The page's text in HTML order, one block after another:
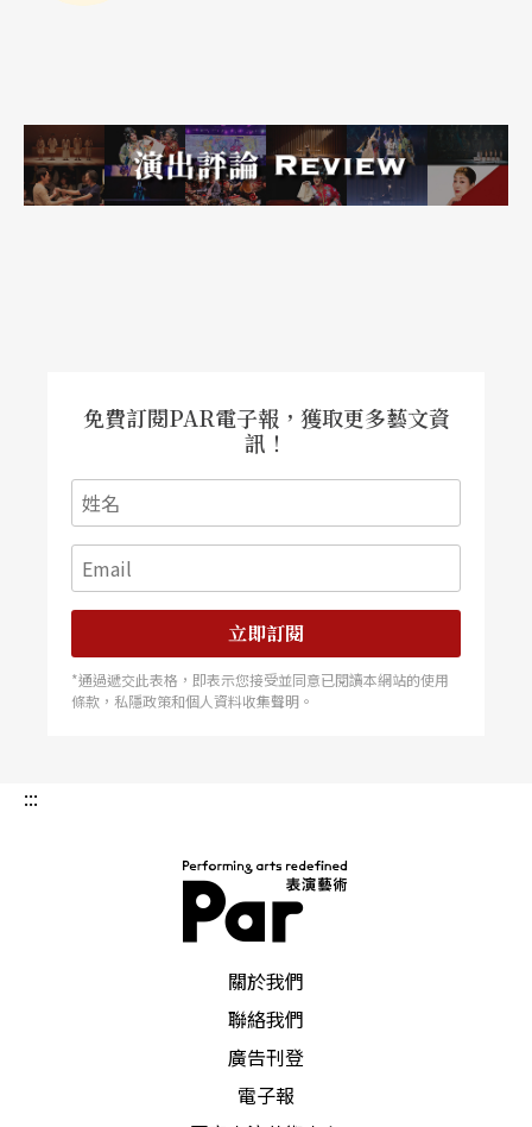
在此節慶期間將舉行兩場辯論會，兩場學術硏討
會，並以「炸彈下的戲劇」爲主題展開多采多姿的
此一戲劇節雖不如亞維農聲勢浩大，但集結歐洲當
前的新銳風格，卻更引人注目。
●法國東南部大城里昻（Lyon），於六月四到十四
日舉辦在法國獨一無二的「兒童戲劇節」。
這個節慶所挑選的劇團和劇目都是最優秀、最適合
兒童觀賞的，包括來自巴西、俄羅斯、美國和義大
免費訂閱PAR電子報，獲取更多藝文資
訊！
立即訂閱
*通過遞交此表格，即表示您接受並同意已閱讀本網站的使用
條款，私隱政策和個人資料收集聲明。
:::
關於我們
聯絡我們
廣告刊登
電子報